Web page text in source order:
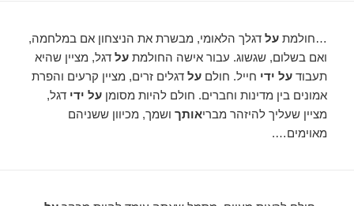
…חולמתעל דגלך הלאומי, מבשרת את הניצחון אם במלחמה,
ואם בשלום, שגשוג. עבור אישה החולמתעל דגל, מציין שהיא
תעבודעל ידי חייל. חולםעל דגלים זרים, מציין קרעים והפרת
אמונים בין מדינות וחברים. חולם להיות מסומןעל ידי דגל,
מציין שעליך להיזהר מבריאותך ושמך, מכיוון ששניהם
מאוימים….